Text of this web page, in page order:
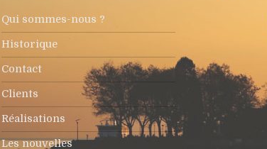
Qui sommes-nous ?
Historique
Contact
Clients
Réalisations
Les nouvelles